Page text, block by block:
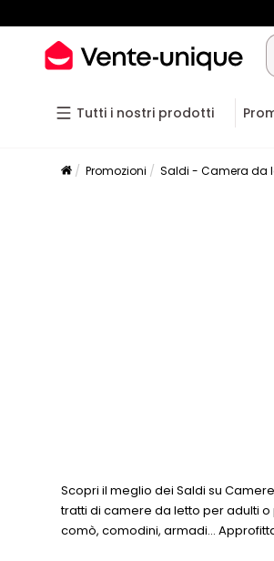
Tutti i nostri prodotti
Promozioni Saldi - Camera da
Scopri il meglio dei Saldi su
tratti di camere da letto per adulti o
comò, comodini, armadi…